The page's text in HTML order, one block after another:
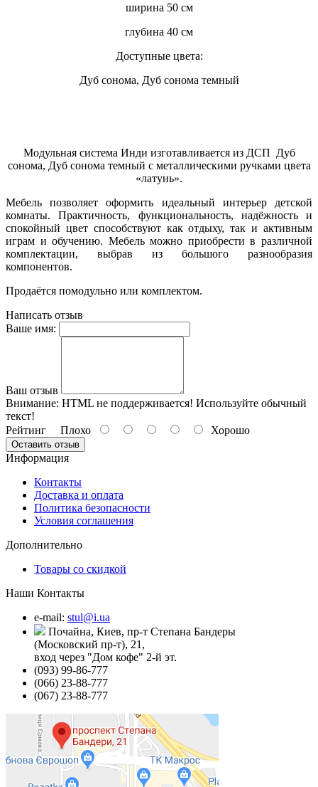
ширина 50 см
глубина 40 см
Доступные цвета:
Дуб сонома, Дуб сонома темный
Модульная система Инди изготавливается из ДСП Дуб
сонома, Дуб сонома темный с металлическими ручками цвета
«латунь».
Мебель позволяет оформить идеальный интерьер детской
комнаты. Практичность, функциональность, надёжность и
спокойный цвет способствуют как отдыху, так и активным
играм и обучению. Мебель можно приобрести в различной
комплектации, выбрав из большого разнообразия
компонентов.
Продаётся помодульно или комплектом.
Написать отзыв
Ваше имя:
Ваш отзыв
Внимание: HTML не поддерживается! Используйте обычный
текст!
Рейтинг Плохо Хорошо
Оставить отзыв
Информация
Контакты
Доставка и оплата
Политика безопасности
Условия соглашения
Дополнительно
Товары со скидкой
Наши Контакты
e-mail: stul@i.ua
Почайна, Киев, пр-т Степана Бандеры
(Московский пр-т), 21,
вход через "Дом кофе" 2-й эт.
(093) 99-86-777
(066) 23-88-777
(067) 23-88-777